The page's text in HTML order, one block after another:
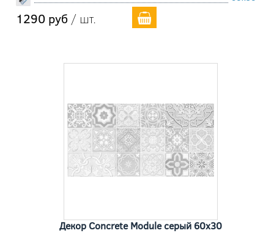
1290 руб / шт.
Декор Concrete Module серый 60x30